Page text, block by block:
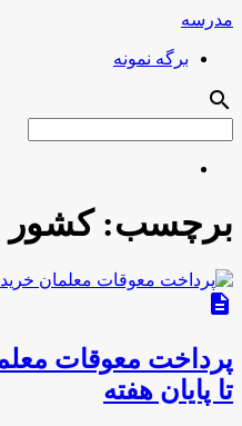
مدرسه
برگه نمونه
search
برچسب:کشور
description
پرداخت معوقات
تا پایان هفته